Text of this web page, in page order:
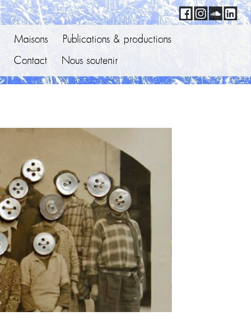
Maisons
Publications & productions
Contact Nous soutenir